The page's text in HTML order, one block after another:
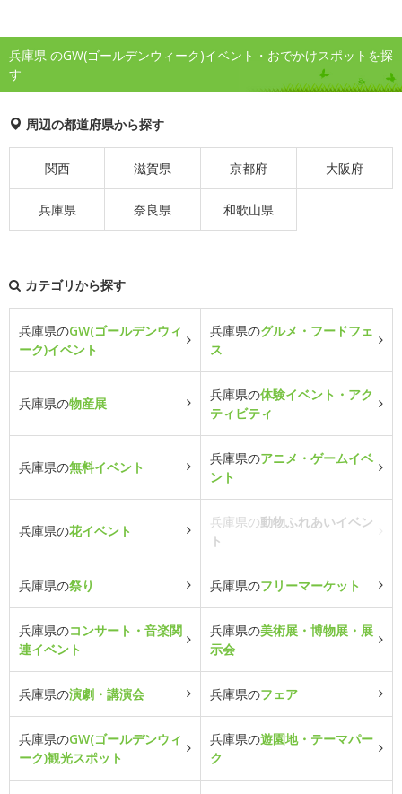
兵庫県 のGW(ゴールデンウィーク)イベント・おでかけスポットを探
す
周辺の都道府県から探す
関西 滋賀県 京都府 大阪府
兵庫県 奈良県 和歌山県
カテゴリから探す
兵庫県のGW(ゴールデンウィ
ーク)イベント
兵庫県のグルメ・フードフェ
ス
兵庫県の物産展
兵庫県の体験イベント・アク
ティビティ
兵庫県の無料イベント
兵庫県のアニメ・ゲームイベ
ント
兵庫県の花イベント
兵庫県の動物ふれあいイベン
ト
兵庫県の祭り 兵庫県のフリーマーケット
兵庫県のコンサート・音楽関
連イベント
兵庫県の美術展・博物展・展
示会
兵庫県の演劇・講演会 兵庫県のフェア
兵庫県のGW(ゴールデンウィ
ーク)観光スポット
兵庫県の遊園地・テーマパー
ク